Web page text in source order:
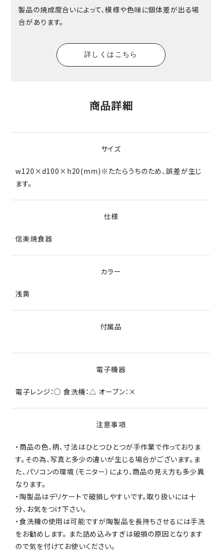
製品の焼成度合いによって、模様や色味に個体差が出る場
合があります。
詳しくはこちら
商品詳細
サイズ
w120×d100×h20(mm)※たたらうちのため、誤差が生じ
ます。
仕様
信楽焼食器
カラー
浅黄
付属品
電子機器
電子レンジ：○ 食洗機：△ オーブン：×
注意事項
・商品の色、柄、寸法はひとつひとつが手作業で作っておりま
す。その為、写真と多少の違いが生じる場合がございます。ま
た、パソコンの環境（モニター）により、商品の見え方も多少異
なります。
・陶製品はデリケートで破損しやすいです。取り扱いには十
分、お気をつけ下さい。
・食洗機の使用は可能ですが陶製品を長持ちさせるには手洗
をお勧めします。 また詰め込みすぎは破損の原因となります
ので気を付けてお使いください。